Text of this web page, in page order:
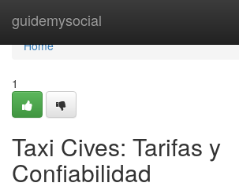
guidemysocial
Home
Home
1
Taxi Cives: Tarifas y
Confiabilidad